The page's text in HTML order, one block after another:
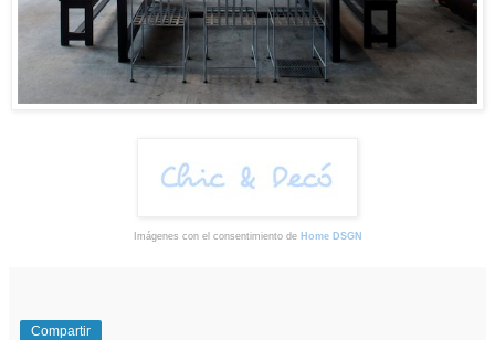
Imágenes con el consentimiento de Home DSGN
Compartir